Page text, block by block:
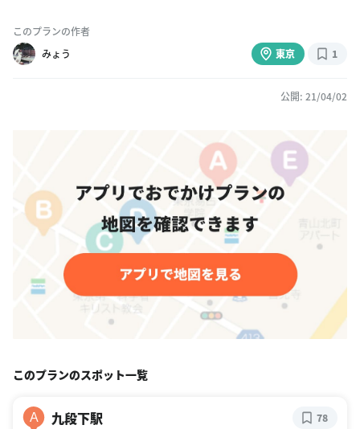
このプランの作者
みょう
東京 1
公開: 21/04/02
このプランのスポット一覧
A 九段下駅 78